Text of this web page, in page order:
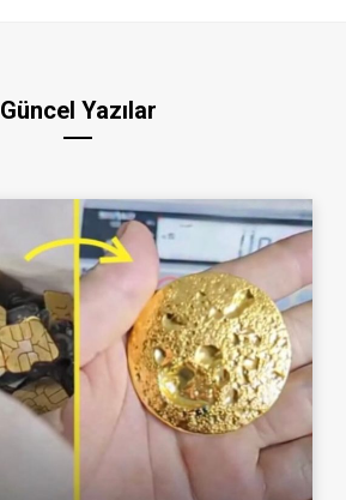
Güncel Yazılar